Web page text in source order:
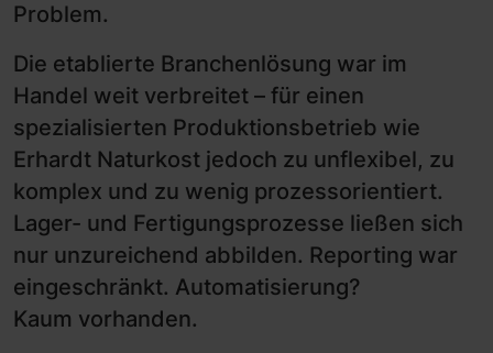
Problem.
Die etablierte Branchenlösung war im
Handel weit verbreitet – für einen
spezialisierten Produktionsbetrieb wie
Erhardt Naturkost jedoch zu unflexibel, zu
komplex und zu wenig prozessorientiert.
Lager- und Fertigungsprozesse ließen sich
nur unzureichend abbilden. Reporting war
eingeschränkt. Automatisierung?
Kaum vorhanden.